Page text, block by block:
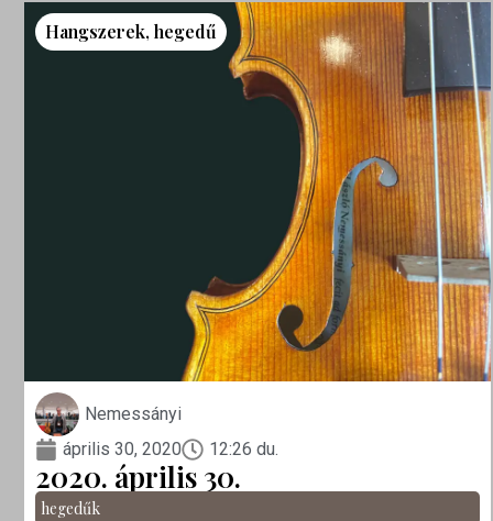
Hangszerek,hegedű
Nemessányi
április 30, 2020
12:26 du.
2020. április 30.
hegedűk